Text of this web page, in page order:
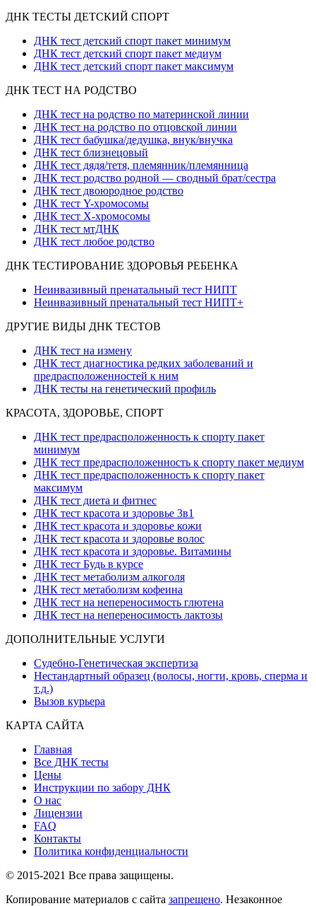
ДНК ТЕСТЫ ДЕТСКИЙ СПОРТ
ДНК тест детский спорт пакет минимум
ДНК тест детский спорт пакет медиум
ДНК тест детский спорт пакет максимум
ДНК ТЕСТ НА РОДСТВО
ДНК тест на родство по материнской линии
ДНК тест на родство по отцовской линии
ДНК тест бабушка/дедушка, внук/внучка
ДНК тест близнецовый
ДНК тест дядя/тетя, племянник/племянница
ДНК тест родство родной — сводный брат/сестра
ДНК тест двоюродное родство
ДНК тест Y-хромосомы
ДНК тест X-хромосомы
ДНК тест мтДНК
ДНК тест любое родство
ДНК ТЕСТИРОВАНИЕ ЗДОРОВЬЯ РЕБЕНКА
Неинвазивный пренатальный тест НИПТ
Неинвазивный пренатальный тест НИПТ+
ДРУГИЕ ВИДЫ ДНК ТЕСТОВ
ДНК тест на измену
ДНК тест диагностика редких заболеваний и
предрасположенностей к ним
ДНК тесты на генетический профиль
КРАСОТА, ЗДОРОВЬЕ, СПОРТ
ДНК тест предрасположенность к спорту пакет
минимум
ДНК тест предрасположенность к спорту пакет медиум
ДНК тест предрасположенность к спорту пакет
максимум
ДНК тест диета и фитнес
ДНК тест красота и здоровье 3в1
ДНК тест красота и здоровье кожи
ДНК тест красота и здоровье волос
ДНК тест красота и здоровье. Витамины
ДНК тест Будь в курсе
ДНК тест метаболизм алкоголя
ДНК тест метаболизм кофеина
ДНК тест на непереносимость глютена
ДНК тест на непереносимость лактозы
ДОПОЛНИТЕЛЬНЫЕ УСЛУГИ
Судебно-Генетическая экспертиза
Нестандартный образец (волосы, ногти, кровь, сперма и
т.д.)
Вызов курьера
КАРТА САЙТА
Главная
Все ДНК тесты
Цены
Инструкции по забору ДНК
О нас
Лицензии
FAQ
Контакты
Политика конфиденциальности
© 2015-2021 Все права защищены.
Копирование материалов с сайта запрещено. Незаконное